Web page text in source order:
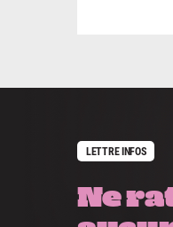
LETTRE INFOS
Ne